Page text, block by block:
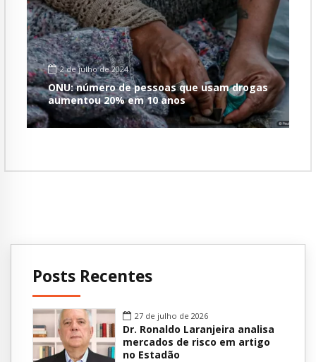
2 de julho de 2024
ONU: número de pessoas que usam drogas
aumentou 20% em 10 anos
Posts Recentes
27 de julho de 2026
Dr. Ronaldo Laranjeira analisa
mercados de risco em artigo
no Estadão